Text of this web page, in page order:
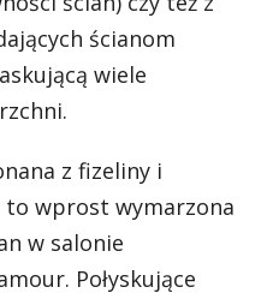
ścianom
wiele
z fizeliny i
wprost wymarzona
w salonie
Połyskujące